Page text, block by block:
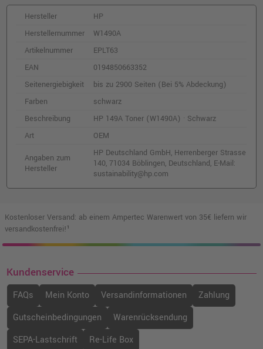
85,99 €
inkl. MwSt.
Hersteller
HP
Herstellernummer
W1490A
Artikelnummer
EPLT63
EAN
0194850663352
Seitenergiebigkeit
bis zu 2900 Seiten (Bei 5% Abdeckung)
Farben
schwarz
Beschreibung
HP 149A Toner (W1490A) · Schwarz
Art
OEM
Angaben zum
Hersteller
HP Deutschland GmbH, Herrenberger Strasse
140, 71034 Böblingen, Deutschland, E-Mail:
sustainability@hp.com
Kostenloser Versand: ab einem Ampertec Warenwert von 35€ liefern wir
versandkostenfrei!¹
Kundenservice
FAQs Mein Konto Versandinformationen
Zahlung
Gutscheinbedingungen
Warenrücksendung
SEPA-Lastschrift
Re-Life Box